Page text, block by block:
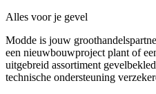
Alles voor je gevel
Modde is jouw
een nieuwbouwproject plant of
uitgebreid assortiment
technische ondersteuning